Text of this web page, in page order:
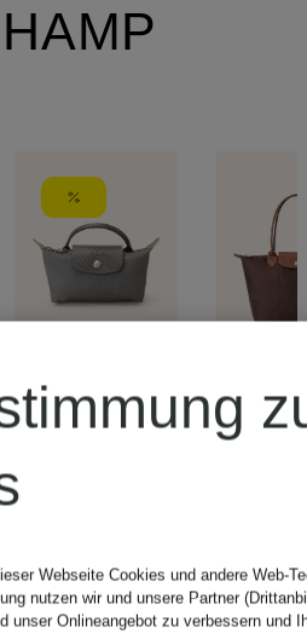
LONGCHAMP
LE
LE
Webseite Cookies und andere Web-
nutzen wir und unsere Partner
unser Onlineangebot zu verbessern und